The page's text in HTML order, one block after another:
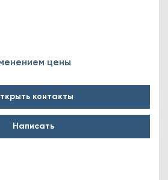
цены
контакты
Написать